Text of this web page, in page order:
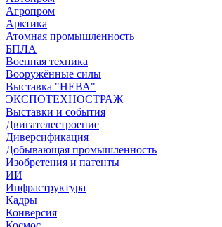
Агропром
Арктика
Атомная промышленность
БПЛА
Военная техника
Вооружённые силы
Выставка "НЕВА"
ЭКСПОТЕХНОСТРАЖ
Выставки и события
Двигателестроение
Диверсификация
Добывающая промышленность
Изобретения и патенты
ИИ
Инфраструктура
Кадры
Конверсия